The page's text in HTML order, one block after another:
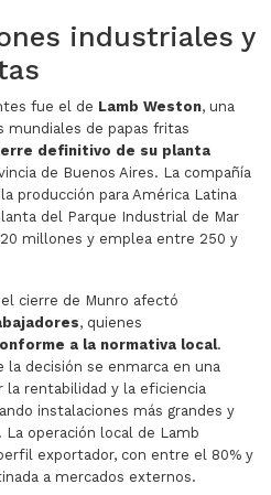
industriales y
fue el de Lamb Weston, una
mundiales de papas fritas
definitivo de su planta
de Buenos Aires. La compañía
producción para América Latina
del Parque Industrial de Mar
millones y emplea entre 250 y
cierre de Munro afectó
, quienes
a la normativa local.
decisión se enmarca en una
la rentabilidad y la eficiencia
instalaciones más grandes y
operación local de Lamb
exportador, con entre el 80% y
a mercados externos.